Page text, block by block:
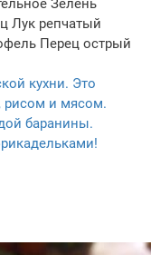
Зелень
Лук репчатый
Перец острый
кухни. Это
рисом и мясом.
баранины.